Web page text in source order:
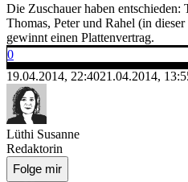
Die Zuschauer haben
Thomas, Peter und Rahel (in
gewinnt einen Plattenvertrag.
0
19.04.2014, 22:4021.04.2014,
Lüthi Susanne
Redaktorin
Folge mir